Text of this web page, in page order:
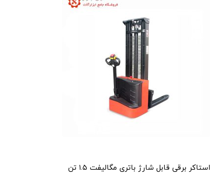
استاکر برقی قابل شارژ باتری مگالیفت ۱.۵ تن